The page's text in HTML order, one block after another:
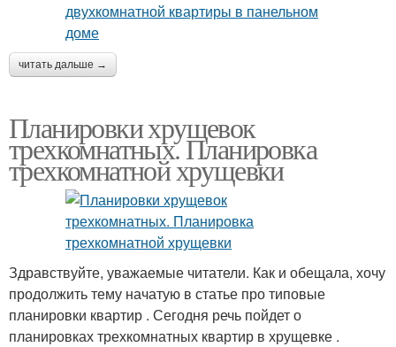
читать дальше →
Планировки хрущевок
трехкомнатных. Планировка
трехкомнатной хрущевки
Здравствуйте, уважаемые читатели. Как и обещала, хочу
продолжить тему начатую в статье про типовые
планировки квартир . Сегодня речь пойдет о
планировках трехкомнатных квартир в хрущевке .